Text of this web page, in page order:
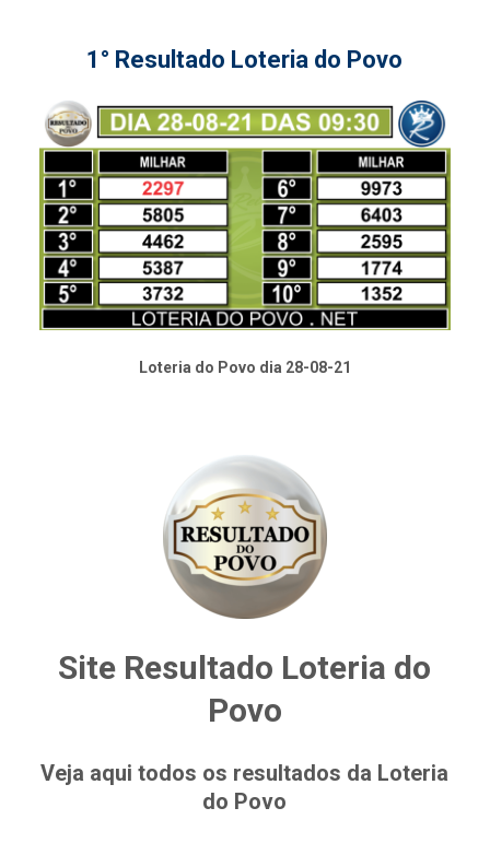
1° Resultado Loteria do Povo
Loteria do Povo dia 28-08-21
Site Resultado Loteria do
Povo
Veja aqui todos os resultados da Loteria
do Povo